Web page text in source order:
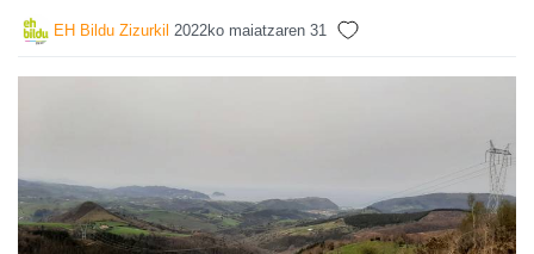
EH Bildu Zizurkil 2022ko maiatzaren 31